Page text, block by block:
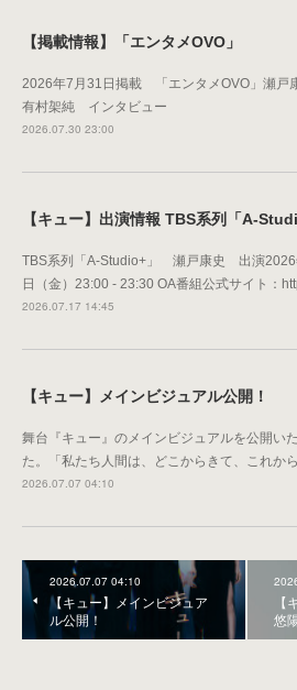
【掲載情報】「エンタメOVO」
2026年7月31日掲載 「エンタメOVO」瀬戸
有村架純 インタビュー
2026.07.30 23:00
【キュー】出演情報 TBS系列「A-
TBS系列「A-Studio+」 瀬戸康史 出演‍2026
日（金）23:00 - 23:30 OA‍番組公式サイト：
2026.07.17 14:45
【キュー】メインビジュアル公開！
舞台『キュー』のメインビジュアルを公開い
た。「私たち人間は、どこからきて、これか
2026.07.07 04:10
2026.07.07 04:10
【キュー】メインビジュア
ル公開！
悠